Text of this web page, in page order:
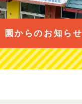
す
園からのお知らせ